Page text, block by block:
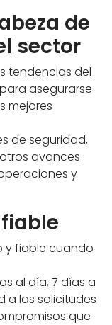
de
sector
tendencias del
asegurarse
mejores
de seguridad,
avances
y
y fiable cuando
al día, 7 días a
a las solicitudes
que